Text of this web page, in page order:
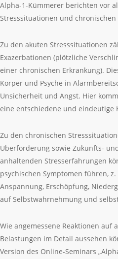
Alpha-1-Kümmerer berichten vor
Stresssituationen und
Zu den akuten Stresssituationen
Exazerbationen (plötzliche
einer chronischen Erkrankung).
Körper und Psyche in
Unsicherheit und Angst. Hier
eine entschiedene und eindeutige
Zu den chronischen
Überforderung sowie Zukunfts-
anhaltenden Stresserfahrungen
psychischen Symptomen führen,
Anspannung, Erschöpfung,
auf Selbstwahrnehmung und
Wie angemessene Reaktionen auf
Belastungen im Detail aussehen
Version des Online-Seminars